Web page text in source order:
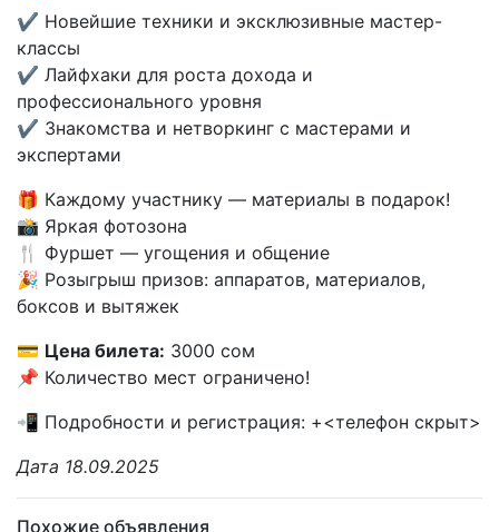
✔ Новейшие техники и эксклюзивные мастер-
классы
✔ Лайфхаки для роста дохода и
профессионального уровня
✔ Знакомства и нетворкинг с мастерами и
экспертами
🎁 Каждому участнику — материалы в подарок!
📸 Яркая фотозона
🍴 Фуршет — угощения и общение
🎉 Розыгрыш призов: аппаратов, материалов,
боксов и вытяжек
💳 Цена билета: 3000 сом
📌 Количество мест ограничено!
📲 Подробности и регистрация: +<телефон скрыт>
Дата 18.09.2025
Похожие объявления